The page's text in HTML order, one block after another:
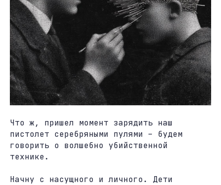
Что ж, пришел момент зарядить наш
пистолет серебряными пулями – будем
говорить о волшебно убийственной
технике.
Начну с насущного и личного. Дети